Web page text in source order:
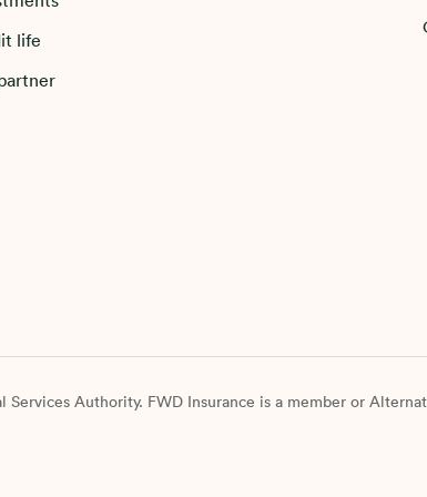
hukum lainnya baik yang berlaku di wilayah hukum
undangan yang berlaku, pada saat pengumpulan
untuk tujuan lain tersebut
life
Services Authority. FWD Insurance is a member or